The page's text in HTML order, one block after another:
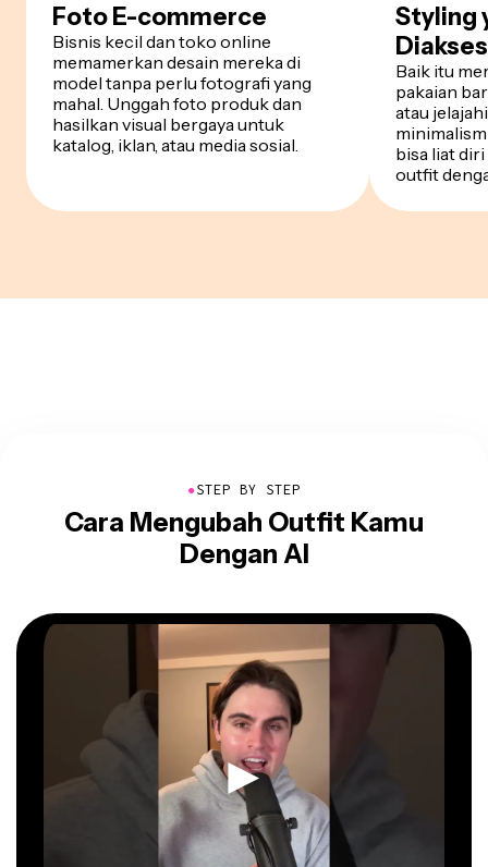
Foto E-commerce
Bisnis kecil dan toko online
memamerkan desain mereka di
model tanpa perlu fotografi yang
mahal. Unggah foto produk dan
hasilkan visual bergaya untuk
katalog, iklan, atau media sosial.
Styling
Diakses
Baik itu
pakaian
atau
minimalism
bisa liat
outfit
●STEP BY STEP
Cara Mengubah Outfit Kamu
Dengan AI